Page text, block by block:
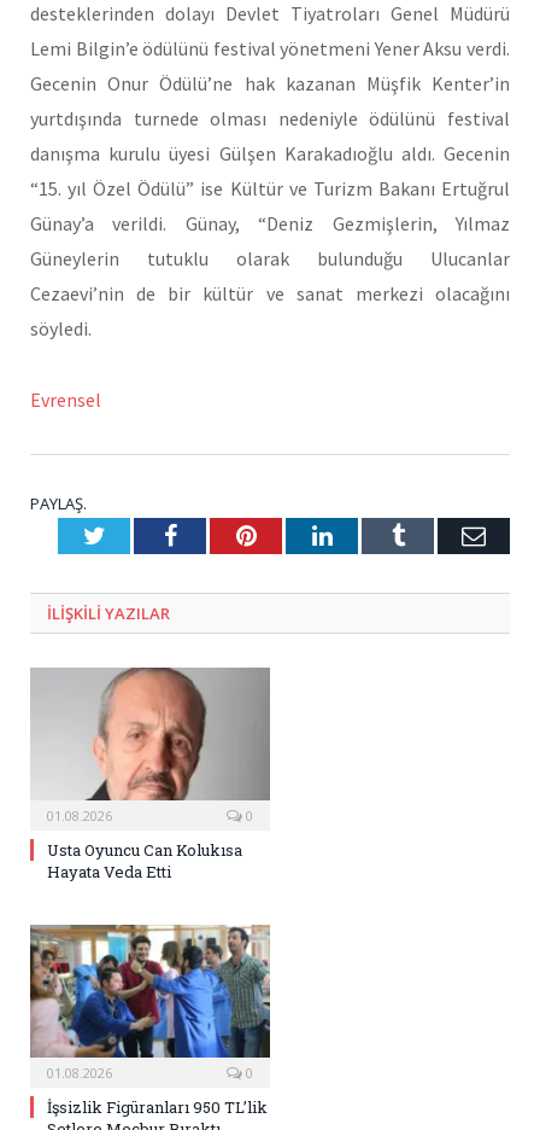
desteklerinden dolayı Devlet Tiyatroları Genel Müdürü
Lemi Bilgin’e ödülünü festival yönetmeni Yener Aksu verdi.
Gecenin Onur Ödülü’ne hak kazanan Müşfik Kenter’in
yurtdışında turnede olması nedeniyle ödülünü festival
danışma kurulu üyesi Gülşen Karakadıoğlu aldı. Gecenin
“15. yıl Özel Ödülü” ise Kültür ve Turizm Bakanı Ertuğrul
Günay’a verildi. Günay, “Deniz Gezmişlerin, Yılmaz
Güneylerin tutuklu olarak bulunduğu Ulucanlar
Cezaevi’nin de bir kültür ve sanat merkezi olacağını
söyledi.
Evrensel
PAYLAŞ.
TwitterFacebookPinterestLinkedInTumblr E-
ILIŞKILI YAZILAR
01.08.2026 0
Usta Oyuncu Can Kolukısa
Hayata Veda Etti
01.08.2026 0
İşsizlik Figüranları 950 TL’lik